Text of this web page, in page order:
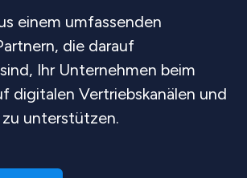
einem umfassenden
die darauf
Ihr Unternehmen beim
digitalen Vertriebskanälen und
unterstützen.